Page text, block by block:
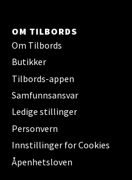
OM TILBORDS
Om Tilbords
Butikker
Tilbords-appen
Samfunnsansvar
Ledige stillinger
Personvern
Innstillinger for Cookies
Åpenhetsloven